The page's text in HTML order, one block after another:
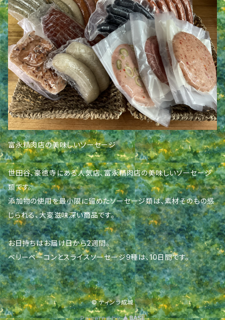
富永精肉店の美味しいソーセージ
世田谷、豪徳寺にある人気店、富永精肉店の美味しいソーセージ
類です。
添加物の使用を最小限に留めたソーセージ類は、素材そのもの感
じられる、大変滋味深い商品です。
お日持ちはお届け日から2週間。
ベリーベーコンとスライスソーセージ9種は、10日間です。
© ティンラ成城
Powered by